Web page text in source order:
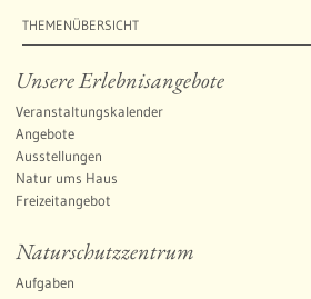
THEMENÜBERSICHT
Unsere Erlebnisangebote
Veranstaltungskalender
Angebote
Ausstellungen
Natur ums Haus
Freizeitangebot
Naturschutzzentrum
Aufgaben